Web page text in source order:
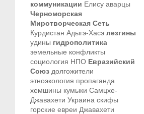
коммуникации Елису аварцы
Черноморская
Миротворческая Сеть
Курдистан Адыгэ-Хасэ лезгины
удины гидрополитика
земельные конфликты
социология НПО Евразийский
Союз долгожители
этноэкология пропаганда
хемшины кумыки Самцхе-
Джавахети Украина скифы
горские евреи Джавахети